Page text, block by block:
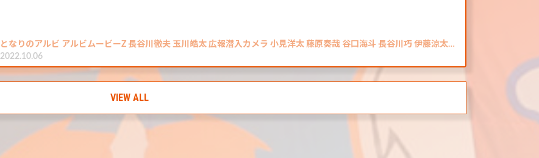
となりのアルビ アルビムービーZ 長谷川徹夫 玉川皓太 広報潜入カメラ 小見洋太 藤原奏哉 谷口海斗 長谷川巧 伊藤涼太…
2022.10.06
VIEW ALL